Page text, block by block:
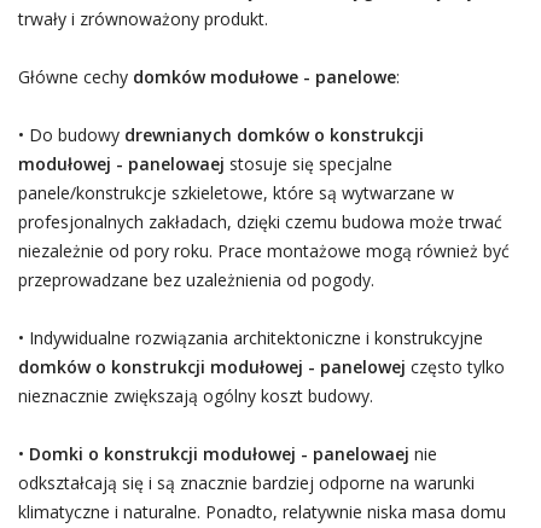
trwały i zrównoważony produkt.
Główne cechy domków modułowe - panelowe:
• Do budowy drewnianych domków o konstrukcji
modułowej - panelowaej stosuje się specjalne
panele/konstrukcje szkieletowe, które są wytwarzane w
profesjonalnych zakładach, dzięki czemu budowa może trwać
niezależnie od pory roku. Prace montażowe mogą również być
przeprowadzane bez uzależnienia od pogody.
• Indywidualne rozwiązania architektoniczne i konstrukcyjne
domków o konstrukcji modułowej - panelowej często tylko
nieznacznie zwiększają ogólny koszt budowy.
• Domki o konstrukcji modułowej - panelowaej nie
odkształcają się i są znacznie bardziej odporne na warunki
klimatyczne i naturalne. Ponadto, relatywnie niska masa domu